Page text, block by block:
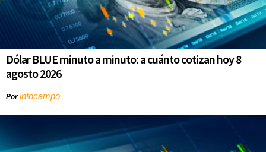
Dólar BLUE minuto a minuto: a cuánto cotizan hoy 8
agosto 2026
Porinfocampo